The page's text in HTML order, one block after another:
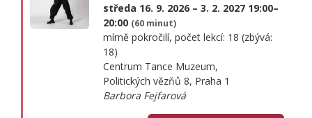
středa 16. 9. 2026 – 3. 2. 2027 19:00–
20:00 (60 minut)
mírně pokročilí, počet lekcí: 18 (zbývá:
18)
Centrum Tance Muzeum,
Politických vězňů 8, Praha 1
Barbora Fejfarová